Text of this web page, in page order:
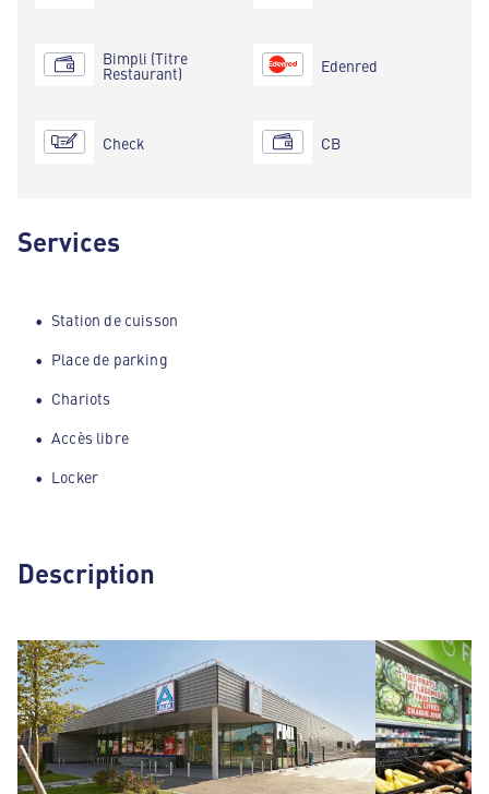
Bimpli (Titre
Restaurant)
Check
Edenred
CB
Services
Station de cuisson
Place de parking
Chariots
Accès libre
Locker
Description